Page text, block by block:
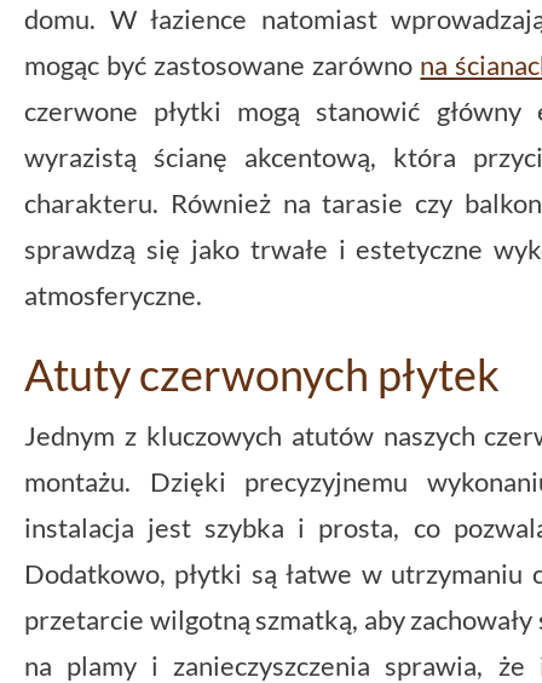
domu. W łazience natomiast
mogąc być zastosowane zarówno na
czerwone płytki mogą stanowić główny
wyrazistą ścianę akcentową, która
charakteru. Również na tarasie czy
sprawdzą się jako trwałe i estetyczne
atmosferyczne.
Atuty czerwonych płytek
Jednym z kluczowych atutów naszych
montażu. Dzięki precyzyjnemu
instalacja jest szybka i prosta, co
Dodatkowo, płytki są łatwe w utrzymaniu
przetarcie wilgotną szmatką, aby
na plamy i zanieczyszczenia sprawia,